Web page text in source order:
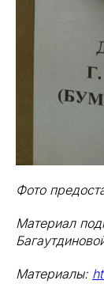
Фото
Материал
Материалы: